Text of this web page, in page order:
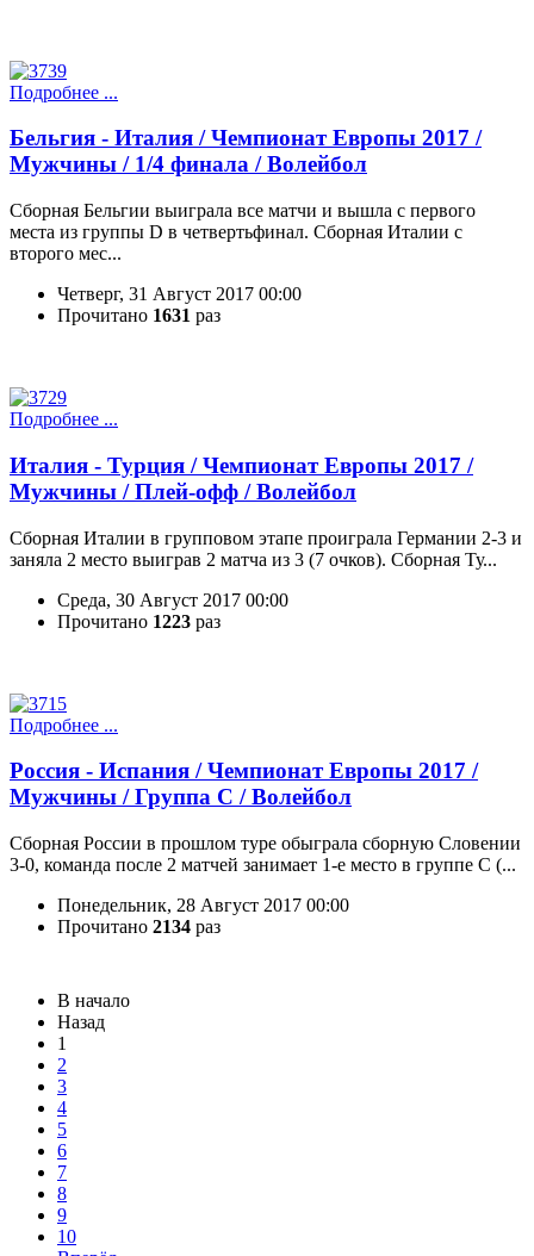
Подробнее ...
Бельгия - Италия / Чемпионат Европы 2017 /
Мужчины / 1/4 финала / Волейбол
Сборная Бельгии выиграла все матчи и вышла с первого
места из группы D в четвертьфинал. Сборная Италии с
второго мес...
Четверг, 31 Август 2017 00:00
Прочитано 1631 раз
Подробнее ...
Италия - Турция / Чемпионат Европы 2017 /
Мужчины / Плей-офф / Волейбол
Сборная Италии в групповом этапе проиграла Германии 2-3 и
заняла 2 место выиграв 2 матча из 3 (7 очков). Сборная Ту...
Среда, 30 Август 2017 00:00
Прочитано 1223 раз
Подробнее ...
Россия - Испания / Чемпионат Европы 2017 /
Мужчины / Группа C / Волейбол
Сборная России в прошлом туре обыграла сборную Словении
3-0, команда после 2 матчей занимает 1-е место в группе C (...
Понедельник, 28 Август 2017 00:00
Прочитано 2134 раз
В начало
Назад
1
2
3
4
5
6
7
8
9
10